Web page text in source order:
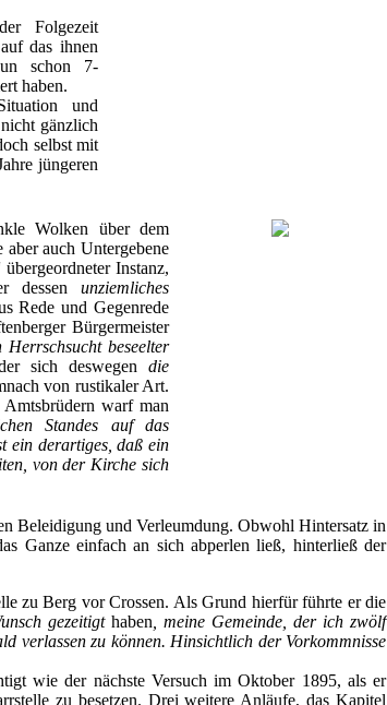
Folgezeit
das ihnen
schon 7-
haben.
und
gänzlich
selbst mit
jüngeren
Wolken über dem
aber auch Untergebene
Instanz,
dessen unziemliches
Rede und Gegenrede
Bürgermeister
beseelter
sich deswegendie
von rustikaler Art.
warf man
Standes auf das
ein derartiges, daß ein
von der Kirche sich
Beleidigung und Verleumdung. Obwohl Hintersatz in
Ganze einfach an sich abperlen ließ, hinterließ der
zu Berg vor Crossen. Als Grund hierfür führte er die
gezeitigthaben , meine Gemeinde, der ich zwölf
verlassen zu können. Hinsichtlich der Vorkommnisse
wie der nächste Versuch im Oktober 1895, als er
zu besetzen. Drei weitere Anläufe, das Kapitel